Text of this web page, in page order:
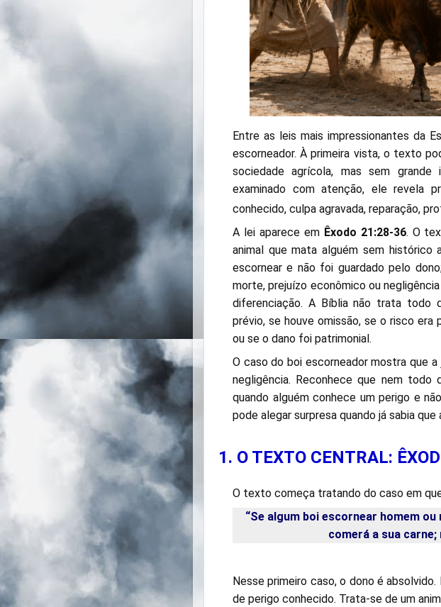
Entre as leis mais impressionantes da
escorneador. À primeira vista, o texto
sociedade agrícola, mas sem grande
examinado com atenção, ele revela
conhecido, culpa agravada, reparação,
A lei aparece em Êxodo 21:28-36. O
animal que mata alguém sem histórico
escornear e não foi guardado pelo
morte, prejuízo econômico ou
diferenciação. A Bíblia não trata todo
prévio, se houve omissão, se o risco
ou se o dano foi patrimonial.
O caso do boi escorneador mostra que
negligência. Reconhece que nem todo
quando alguém conhece um perigo e
pode alegar surpresa quando já sabia
1. O TEXTO CENTRAL:
O texto começa tratando do caso em
“Se algum boi escornear homem
comerá a sua carne;
Nesse primeiro caso, o dono é
de perigo conhecido. Trata-se de um